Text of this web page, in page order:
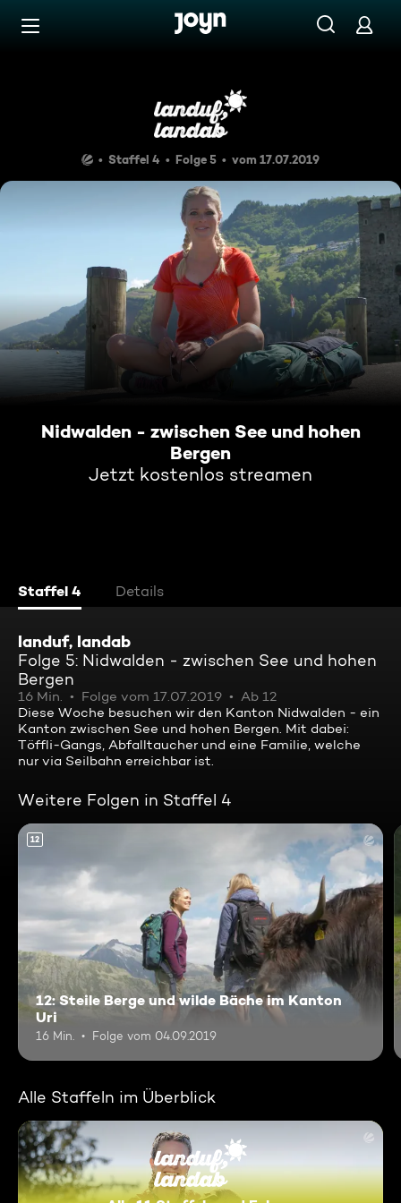
Zum Inhalt springen
Nidwalden - zwischen See
Staffel 4 Folge 5 vom 17.07.2019
Nidwalden - zwischen See und hohen
Bergen
Jetzt kostenlos streamen
Staffel 4 Details
landuf, landab
Folge 5: Nidwalden - zwischen See und hohen
Bergen
16 Min. Folge vom 17.07.2019
Ab 12
Diese Woche besuchen wir den Kanton Nidwalden - ein
Kanton zwischen See und hohen Bergen. Mit dabei:
Töffli-Gangs, Abfalltaucher und eine Familie, welche
nur via Seilbahn erreichbar ist.
Weitere Folgen in Staffel 4
12
12: Steile Berge und wilde Bäche im Kanton
Uri
16 Min. Folge vom 04.09.2019
Alle Staffeln im Überblick